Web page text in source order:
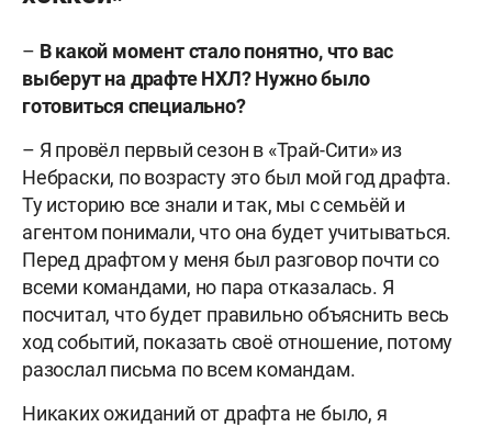
– В какой момент стало понятно, что вас
выберут на драфте НХЛ? Нужно было
готовиться специально?
– Я провёл первый сезон в «Трай-Сити» из
Небраски, по возрасту это был мой год драфта.
Ту историю все знали и так, мы с семьёй и
агентом понимали, что она будет учитываться.
Перед драфтом у меня был разговор почти со
всеми командами, но пара отказалась. Я
посчитал, что будет правильно объяснить весь
ход событий, показать своё отношение, потому
разослал письма по всем командам.
Никаких ожиданий от драфта не было, я